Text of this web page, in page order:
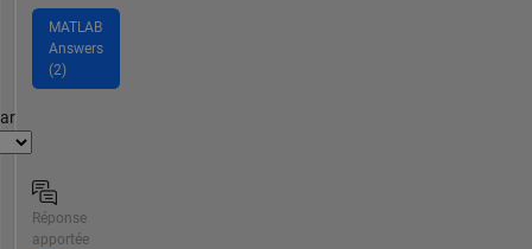
MATLAB
Answers
(2)
Réponse
apportée